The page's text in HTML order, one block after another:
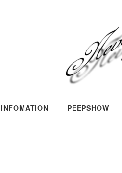
INFOMATION PEEPSHOW